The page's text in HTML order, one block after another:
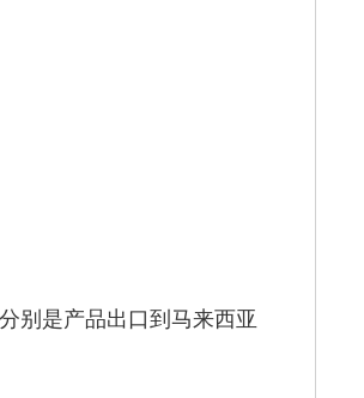
别是产品出口到马来西亚